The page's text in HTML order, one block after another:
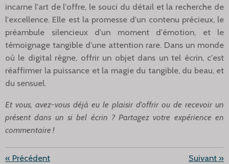
incarne l'art de l'offre, le souci du détail et la recherche de
l'excellence. Elle est la promesse d'un contenu précieux, le
préambule silencieux d'un moment d'émotion, et le
témoignage tangible d'une attention rare. Dans un monde
où le digital règne, offrir un objet dans un tel écrin, c'est
réaffirmer la puissance et la magie du tangible, du beau, et
du sensuel.
Et vous, avez-vous déjà eu le plaisir d'offrir ou de recevoir un
présent dans un si bel écrin ? Partagez votre expérience en
commentaire !
« Précédent Suivant »